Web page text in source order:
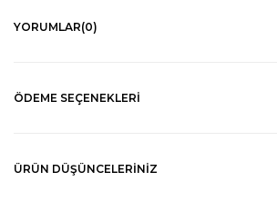
YORUMLAR(0)
ÖDEME SEÇENEKLERI
ÜRÜN DÜŞÜNCELERINIZ